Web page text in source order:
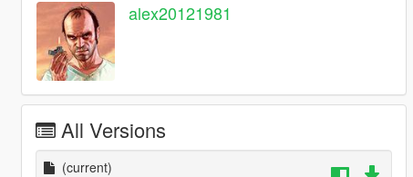
alex20121981
All Versions
(current)